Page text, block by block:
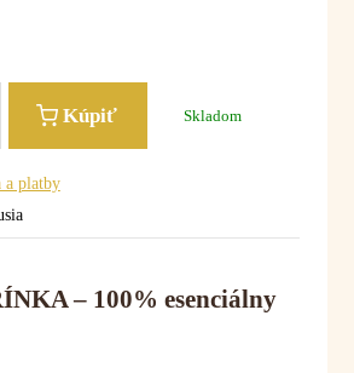
Kúpiť Skladom
a platby
– 100% esenciálny